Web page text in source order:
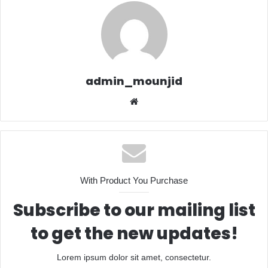
admin_mounjid
e
With Product You Purchase
Subscribe to our mailing list
to get the new updates!
Lorem ipsum dolor sit amet, consectetur.